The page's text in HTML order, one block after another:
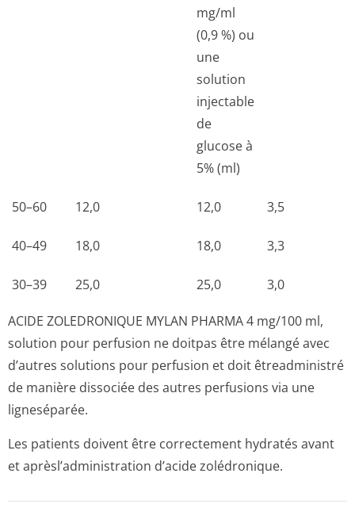
mg/ml
(0,9 %) ou
une
solution
injectable
de
glucose à
5% (ml)
50–60 12,0 12,0 3,5
40–49 18,0 18,0 3,3
30–39 25,0 25,0 3,0
ACIDE ZOLEDRONIQUE MYLAN PHARMA 4 mg/100 ml,
solution pour perfusion ne doitpas être mélangé avec
d’autres solutions pour perfusion et doit êtreadministré
de manière dissociée des autres perfusions via une
ligneséparée.
Les patients doivent être correctement hydratés avant
et aprèsl’adminis­tration d’acide zolédronique.